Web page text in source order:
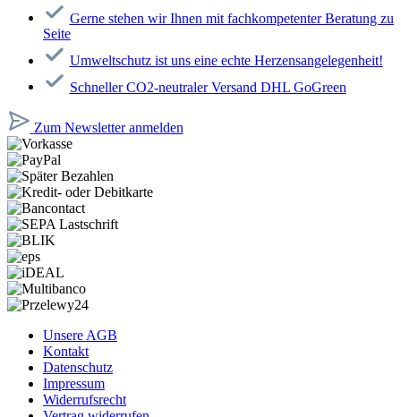
Gerne stehen wir Ihnen mit fachkompetenter Beratung zu
Seite
Umweltschutz ist uns eine echte Herzensangelegenheit!
Schneller CO2-neutraler Versand DHL GoGreen
Zum Newsletter anmelden
Unsere AGB
Kontakt
Datenschutz
Impressum
Widerrufsrecht